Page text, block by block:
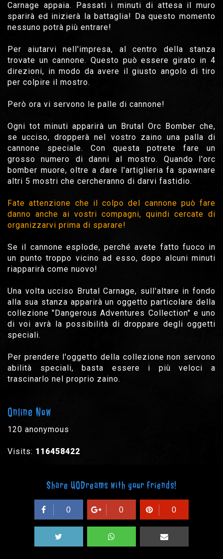
Carnage appaia. Passati i minuti di attesa il muro
sparirà ed inizierà la battaglia! Da questo momento
nessuno potrà più entrare!
Per aiutarvi nell'impresa, al centro della stanza
trovate un cannone. Questo può essere girato in 4
direzioni, in modo da avere il giusto angolo di tiro
per colpire il mostro.
Però ora vi servono le palle di cannone!
Ogni tot minuti apparirà un Brutal Orc Bomber che,
se ucciso, dropperà nel vostro zaino una palla di
cannone speciale. Con questa potrete fare un
grosso numero di danni al mostro. Quando l'orc
bomber muore, oltre a dare l'artiglieria fa spawnare
altri 5 mostri che cercheranno di darvi fastidio.
Fate attenzione che il colpo del cannone può fare
danno anche ai vostri compagni, quindi cercate di
organizzarvi prima di sparare!
Se il cannone esplode, perché avete fatto fuoco in
un punto troppo vicino ad esso, dopo alcuni minuti
riapparirà come nuovo!
Una volta ucciso Brutal Carnage, sull'altare in fondo
alla sua stanza apparirà un oggetto particolare della
collezione "Dangerous Adventures Collection" e uno
di voi avrà la possibilità di droppare degli oggetti
speciali.
Per prendere l'oggetto della collezione non servono
abilità speciali, basta essere i più veloci a
trascinarlo nel proprio zaino.
Online Now
120 anonymous
Visits: 116458422
Share UODreams with your friends!
0 0 0